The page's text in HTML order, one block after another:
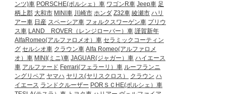
ンツ)車 PORSCHE(ポルシェ）車 ワゴンR車 Jeep車 足
柄上郡 大和市 MINI車 川崎市 ホンダ Z32車 綾瀬市 ハリ
アー車 日産 スペーシア車 フォルクスワーゲン車 プリウ
ス車 LAND ROVER（レンジローバー）車 謹賀新年
AlfaRomeo(アルファロメオ）車 セラミックコーティン
グ セルシオ車 クラウン車 Alfa Romeo(アルファロメ
オ）車 MINI(ミニ)車 JAGUAR(ジャガー）車 ハイエース
車 アルファード Ferrari(フェラーリ）車 ルーフランニ
ングリペア ヤマハ ヤリス(ヤリスクロス） クラウン ハ
イエース ランドクルーザー PORＳＣHE(ポルシェ）車